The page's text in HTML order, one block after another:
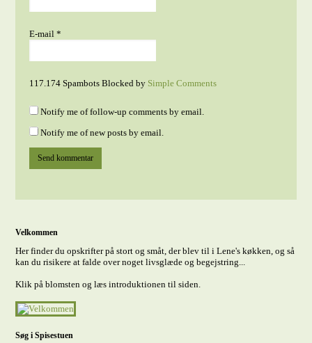
E-mail*
117.174 Spambots Blocked by Simple Comments
Notify me of follow-up comments by email.
Notify me of new posts by email.
Velkommen
Her finder du opskrifter på stort og småt, der blev til i Lene's køkken, og så
kan du risikere at falde over noget livsglæde og begejstring...
Klik på blomsten og læs introduktionen til siden.
Søg i Spisestuen